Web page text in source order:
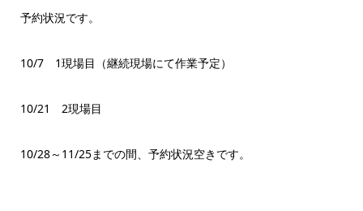
予約状況です。
10/7 1現場目（継続現場にて作業予定）
10/21 2現場目
10/28～11/25までの間、予約状況空きです。